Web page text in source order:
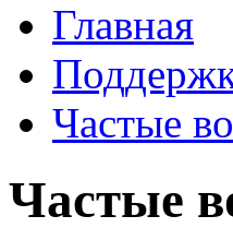
Главная
Частые
Частые